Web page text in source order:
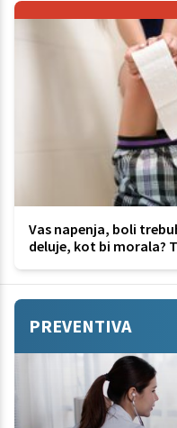
Vas napenja, boli
deluje, kot bi morala?
PREVENTIVA